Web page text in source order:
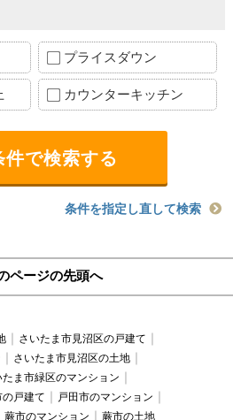
プライスダウン
カウンターキッチン
条件を指定し直して検索
ページの先頭へ
さいたま市見沼区の戸建て
さいたま市見沼区の土地
たま市緑区のマンション
の戸建て
戸田市のマンション
蕨市のマンション 蕨市の土地